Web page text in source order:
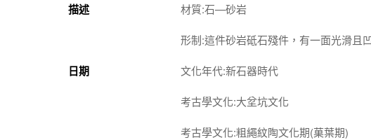
描述 材質:石—砂岩
形制:這件砂岩砥石殘件，有一面光滑且
日期 文化年代:新石器時代
考古學文化:大坌坑文化
考古學文化:粗繩紋陶文化期(菓葉期)